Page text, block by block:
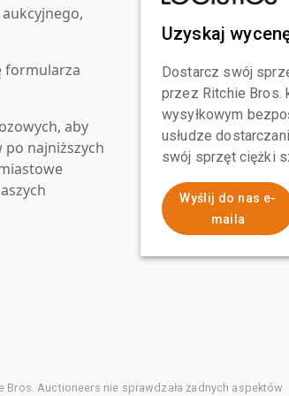
formularza
aby
po najniższych
Uzyskaj
Dostarcz swój
przez Ritchie Bros.
wysyłkowym
usłudze
swój sprzęt ciężki
Wyślij do nas e-
maila
Auctioneers nie sprawdzała żadnych aspektów